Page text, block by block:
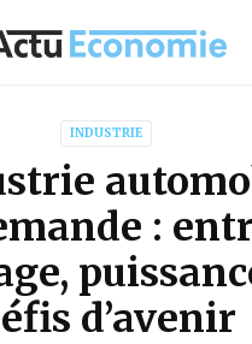
INDUSTRIE
:
d’avenir